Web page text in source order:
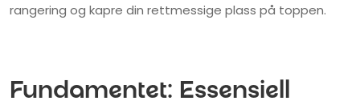
rangering og kapre din rettmessige plass på toppen.
Fundamentet: Essensiell